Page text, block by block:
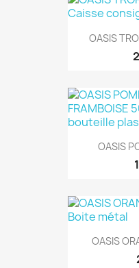
OASIS
OASIS
OASIS